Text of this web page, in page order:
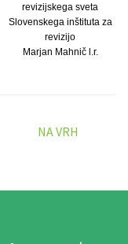
revizijskega sveta
Slovenskega inštituta za
revizijo
Marjan Mahnič l.r.
NA VRH